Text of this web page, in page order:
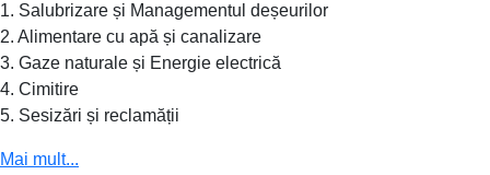
1. Salubrizare și Managementul deșeurilor
2. Alimentare cu apă și canalizare
3. Gaze naturale și Energie electrică
4. Cimitire
5. Sesizări și reclamății
Mai mult...